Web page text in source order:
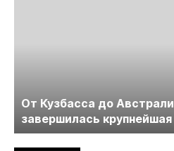
От Кузбасса до
завершилась
технологий «Недра